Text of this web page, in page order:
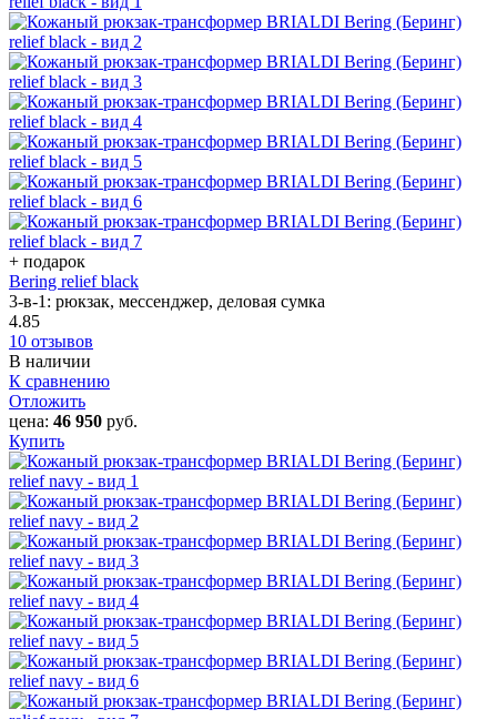
+ подарок
Bering relief black
3-в-1: рюкзак, мессенджер, деловая сумка
4.85
10 отзывов
В наличии
К сравнению
Отложить
цена: 46 950 руб.
Купить